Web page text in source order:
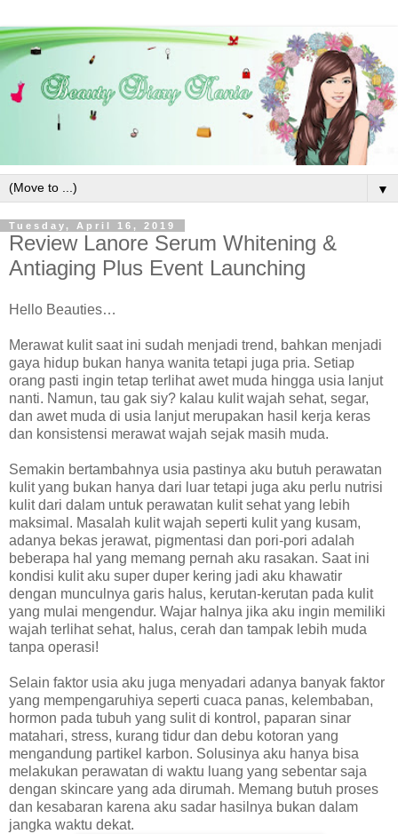
▼
Tuesday, April 16, 2019
Review Lanore Serum Whitening &
Antiaging Plus Event Launching
Hello Beauties…
Merawat kulit saat ini sudah menjadi trend, bahkan menjadi
gaya hidup bukan hanya wanita tetapi juga pria. Setiap
orang pasti ingin tetap terlihat awet muda hingga usia lanjut
nanti. Namun, tau gak siy? kalau kulit wajah sehat, segar,
dan awet muda di usia lanjut merupakan hasil kerja keras
dan konsistensi merawat wajah sejak masih muda.
Semakin bertambahnya usia pastinya aku butuh perawatan
kulit yang bukan hanya dari luar tetapi juga aku perlu nutrisi
kulit dari dalam untuk perawatan kulit sehat yang lebih
maksimal. Masalah kulit wajah seperti kulit yang kusam,
adanya bekas jerawat, pigmentasi dan pori-pori adalah
beberapa hal yang memang pernah aku rasakan. Saat ini
kondisi kulit aku super duper kering jadi aku khawatir
dengan munculnya garis halus, kerutan-kerutan pada kulit
yang mulai mengendur. Wajar halnya jika aku ingin memiliki
wajah terlihat sehat, halus, cerah dan tampak lebih muda
tanpa operasi!
Selain faktor usia aku juga menyadari adanya banyak faktor
yang mempengaruhiya seperti cuaca panas, kelembaban,
hormon pada tubuh yang sulit di kontrol, paparan sinar
matahari, stress, kurang tidur dan debu kotoran yang
mengandung partikel karbon. Solusinya aku hanya bisa
melakukan perawatan di waktu luang yang sebentar saja
dengan skincare yang ada dirumah. Memang butuh proses
dan kesabaran karena aku sadar hasilnya bukan dalam
jangka waktu dekat.